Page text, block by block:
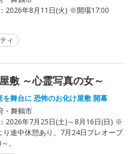
2026年8月11日(火) ※開場17:00
ィ
敷 ～心霊写真の女～
を舞台に 恐怖のお化け屋敷 開幕
・舞鶴市
2026年7月25日(土)～8月16日(日) ※
り途中休憩あり。7月24日プレオープ
。